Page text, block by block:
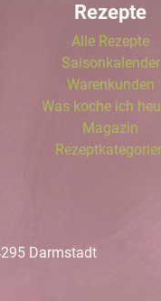
Rezepte
Alle Rezepte
Saisonkalender
Warenkunden
Was koche ich
Magazin
Darmstadt